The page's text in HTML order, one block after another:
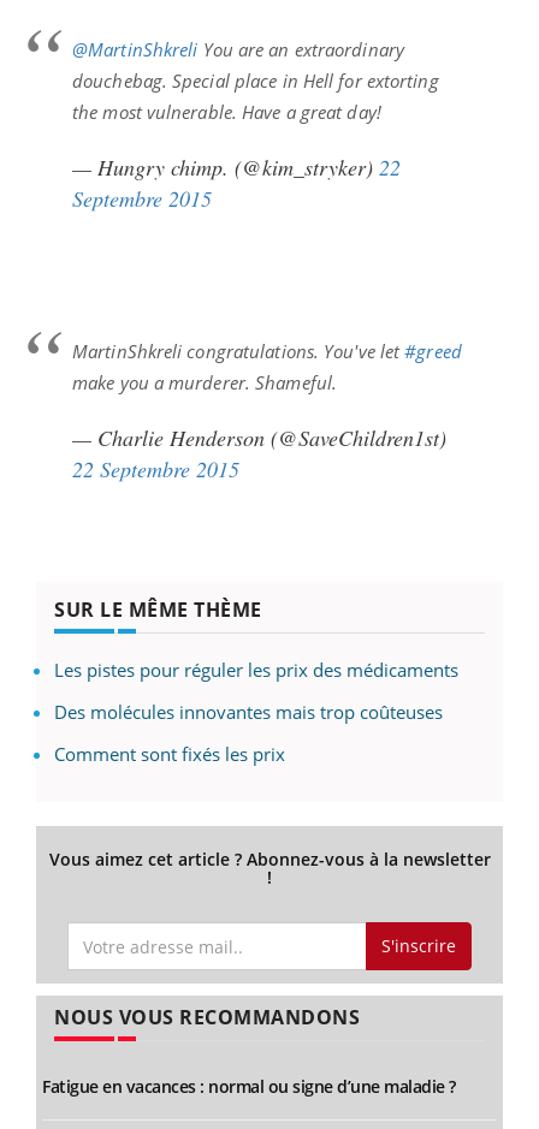
@MartinShkreli You are an extraordinary
douchebag. Special place in Hell for extorting
the most vulnerable. Have a great day!
— Hungry chimp. (@kim_stryker) 22
Septembre 2015
MartinShkreli congratulations. You've let#greed
make you a murderer. Shameful.
— Charlie Henderson (@SaveChildren1st)
22 Septembre 2015
SUR LE MÊME THÈME
Les pistes pour réguler les prix des médicaments
Des molécules innovantes mais trop coûteuses
Comment sont fixés les prix
Vous aimez cet article ? Abonnez-vous à la newsletter
!
S'inscrire
NOUS VOUS RECOMMANDONS
Fatigue en vacances : normal ou signe d’une maladie ?